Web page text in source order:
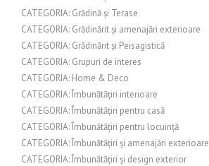
CATEGORIA: Grădină și Terase
CATEGORIA: Grădinărit și amenajări exterioare
CATEGORIA: Grădinărit și Peisagistică
CATEGORIA: Grupuri de interes
CATEGORIA: Home & Deco
CATEGORIA: Îmbunătățiri interioare
CATEGORIA: Îmbunătățiri pentru casă
CATEGORIA: Îmbunătățiri pentru locuință
CATEGORIA: Îmbunătățiri și amenajări exterioare
CATEGORIA: Îmbunătățiri și design exterior